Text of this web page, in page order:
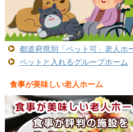
都道府県別「ペット可」老人ホ
ペットと入れるグループホーム
食事が美味しい老人ホーム